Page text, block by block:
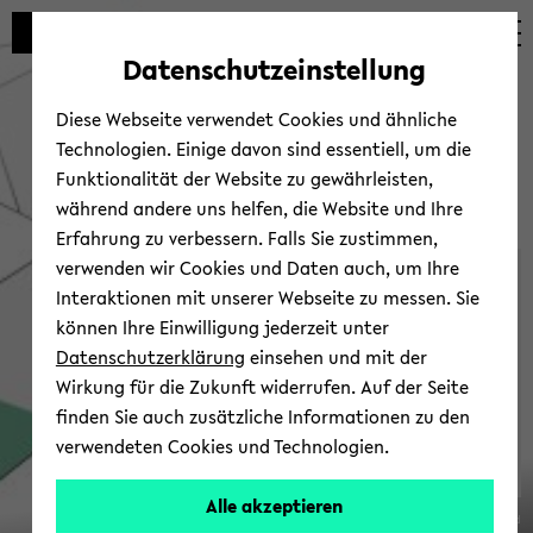
Automatische
vermeiden
zum
wechseln
zum
wechseln
zum
wechseln
Sonder­forschungsbereich
1288
Datenschutzeinstellung
Diese Webseite verwendet Cookies und ähnliche
Technologien. Einige davon sind essentiell, um die
Funktionalität der Website zu gewährleisten,
während andere uns helfen, die Website und Ihre
Erfahrung zu verbessern. Falls Sie zustimmen,
verwenden wir Cookies und Daten auch, um Ihre
Interaktionen mit unserer Webseite zu messen. Sie
können Ihre Einwilligung jederzeit unter
Datenschutzerklärung einsehen und mit der
Wirkung für die Zukunft widerrufen. Auf der Seite
finden Sie auch zusätzliche Informationen zu den
verwendeten Cookies und Technologien.
Alle akzeptieren